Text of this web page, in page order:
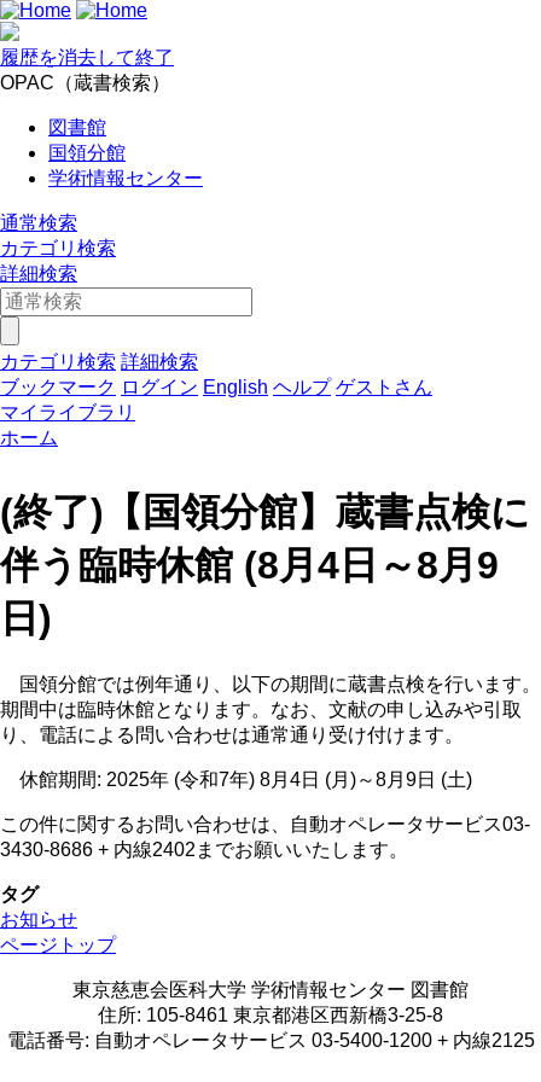
履歴を消去して終了
OPAC（蔵書検索）
図書館
国領分館
学術情報センター
通常検索
カテゴリ検索
詳細検索
カテゴリ検索 詳細検索
ブックマーク ログイン English ヘルプ ゲストさん
マイライブラリ
ホーム
(終了)【国領分館】蔵書点検に
伴う臨時休館 (8月4日～8月9
日)
国領分館では例年通り、以下の期間に蔵書点検を行います。
期間中は臨時休館となります。なお、文献の申し込みや引取
り、電話による問い合わせは通常通り受け付けます。
休館期間: 2025年 (令和7年) 8月4日 (月)～8月9日 (土)
この件に関するお問い合わせは、自動オペレータサービス03-
3430-8686 + 内線2402までお願いいたします。
タグ
お知らせ
ページトップ
東京慈恵会医科大学 学術情報センター 図書館
住所: 105-8461 東京都港区西新橋3-25-8
電話番号: 自動オペレータサービス 03-5400-1200 + 内線2125